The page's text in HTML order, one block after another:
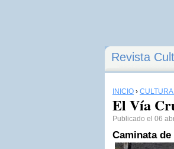
Revista
INICIO ›
El Vía
Publicado el 06
Caminata